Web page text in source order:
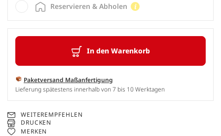
In den Warenkorb
Paketversand Maßanfertigung
Lieferung spätestens innerhalb von 7 bis 10 Werktagen
Reservieren & Abholen
WEITEREMPFEHLEN
DRUCKEN
MERKEN